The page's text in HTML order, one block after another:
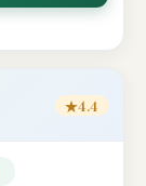
★4.4